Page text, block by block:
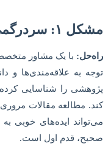
مشکل ۱: سردرگمی در انتخاب موضوع
راه‌حل: با یک مشاور
توجه به علاقه‌مندی‌ها
پژوهشی را شناسایی
می‌تواند ایده‌های خوبی
صحیح، قدم اول است.